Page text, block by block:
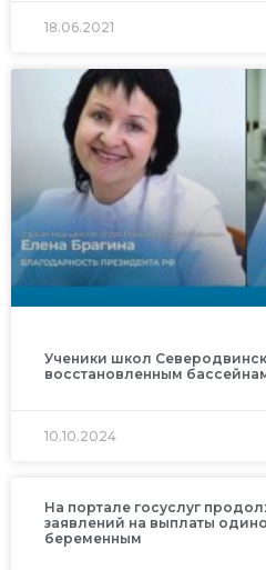
18.06.2021
Ученики школ
восстановленным
10.10.2024
На портале госуслуг
заявлений на выплаты
беременным